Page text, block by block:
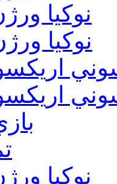
نوكيا ورژن 6 و 7
نوكيا ورژن 9.1 و
نوكيا ورژن 6 و 7